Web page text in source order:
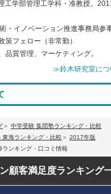
工学部管理工学科・准教授。
・イノベーション推進事務局参
策フェロー（非常勤）
品質管理、マーケティング。
≫鈴木研究室につ
中学受験 集団塾ランキング・比較
海ランキング・比較
2017年版
ンキング・口コミ情報
顧客満足度ランキング